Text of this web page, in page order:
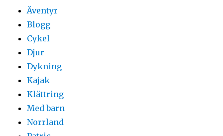
Äventyr
Blogg
Cykel
Djur
Dykning
Kajak
Klättring
Med barn
Norrland